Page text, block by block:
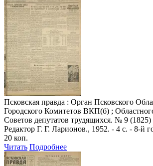
Псковская правда : Орган Псковского
Городского Комитетов ВКП(б) ;
Советов депутатов трудящихся. № 9 (1825)
Редактор Г. Г. Ларионов., 1952. - 4 с. - 8-й
20 коп.
Читать Подробнее